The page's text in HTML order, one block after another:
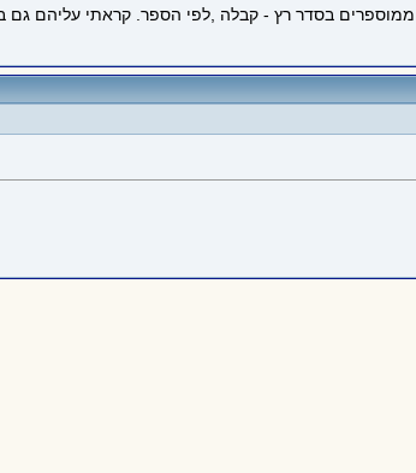
ממוספרים בסדר רץ - קבלה ,לפי הספר. קראתי עליהם